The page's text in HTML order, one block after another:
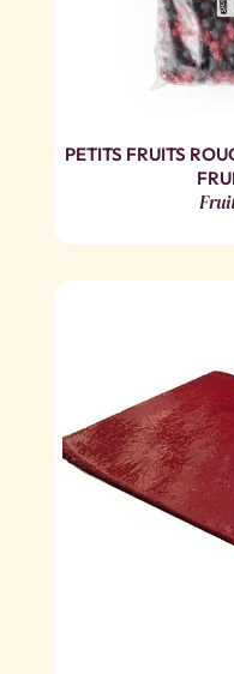
PETITS FRUITS